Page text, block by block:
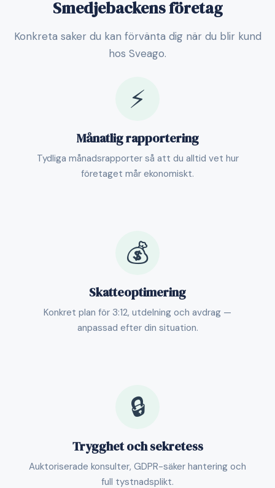
Smedjebackens företag
Konkreta saker du kan förvänta dig när du blir kund
hos Sveago.
⚡
Månatlig rapportering
Tydliga månadsrapporter så att du alltid vet hur
företaget mår ekonomiskt.
💰
Skatteoptimering
Konkret plan för 3:12, utdelning och avdrag —
anpassad efter din situation.
🔒
Trygghet och sekretess
Auktoriserade konsulter, GDPR-säker hantering och
full tystnadsplikt.